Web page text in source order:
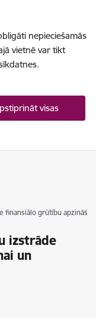
nepieciešamās
vietnē var tikt
visas
grūtību
izstrāde
un